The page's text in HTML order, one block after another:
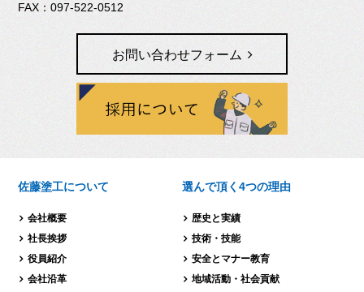
097-522-0512
お問い合わせフォーム
佐藤塗工について
会社概要
社長挨拶
役員紹介
会社沿革
選んで頂く4つの理由
歴史と実績
技術・技能
安全とマナー教育
地域活動・社会貢献